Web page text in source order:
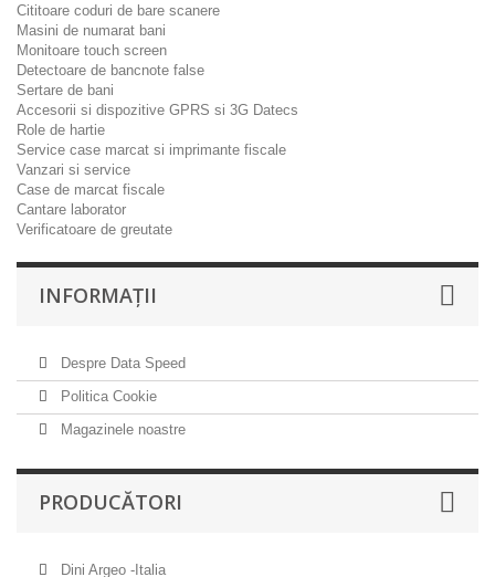
Cititoare coduri de bare scanere
Masini de numarat bani
Monitoare touch screen
Detectoare de bancnote false
Sertare de bani
Accesorii si dispozitive GPRS si 3G Datecs
Role de hartie
Service case marcat si imprimante fiscale
Vanzari si service
Case de marcat fiscale
Cantare laborator
Verificatoare de greutate
INFORMAŢII
Despre Data Speed
Politica Cookie
Magazinele noastre
PRODUCĂTORI
Dini Argeo -Italia